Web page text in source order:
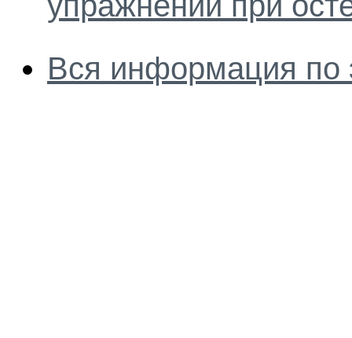
Вся информация по